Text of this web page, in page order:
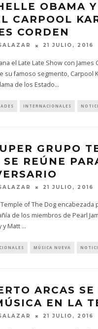
OBAMA
CARPOOL
CORDEN
21 JULIO, 2016
el Late Late Show con
su famoso segmento, Carpool
de los Estado...
INTERNACIONALES
GRUPO
SE REÚNE
21 JULIO, 2016
Temple of The Dog
de los miembros de Pearl
y Matt ...
MÚSICA NUEVA
ARCAS
EN LA
21 JULIO, 2016